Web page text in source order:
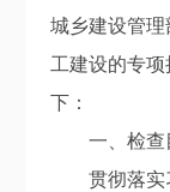
城乡建设管
工建设的专
下：
一、检查
贯彻落实习